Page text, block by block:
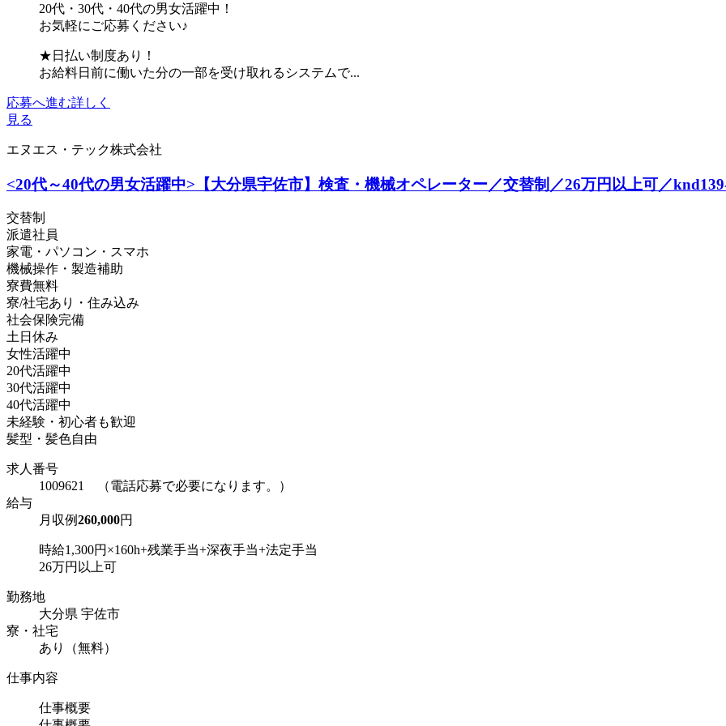
20代・30代・40代の男女活躍中！
お気軽にご応募ください♪
★日払い制度あり！
お給料日前に働いた分の一部を受け取れるシステムで...
応募へ進む詳しく
見る
エヌエス・テック株式会社
<20代～40代の男女活躍中>【大分県宇佐市】検査・機械オペレーター／交替制／26万円以上可／
交替制
派遣社員
家電・パソコン・スマホ
機械操作・製造補助
寮費無料
寮/社宅あり・住み込み
社会保険完備
土日休み
女性活躍中
20代活躍中
30代活躍中
40代活躍中
未経験・初心者も歓迎
髪型・髪色自由
求人番号
1009621 （電話応募で必要になります。）
給与
月収例260,000円
時給1,300円×160h+残業手当+深夜手当+法定手当
26万円以上可
勤務地
大分県 宇佐市
寮・社宅
あり（無料）
仕事内容
仕事概要